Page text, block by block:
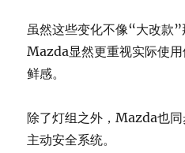
虽然这些变化不像“大改款
Mazda显然更重视实际使
鲜感。
除了灯组之外，Mazda也
主动安全系统。